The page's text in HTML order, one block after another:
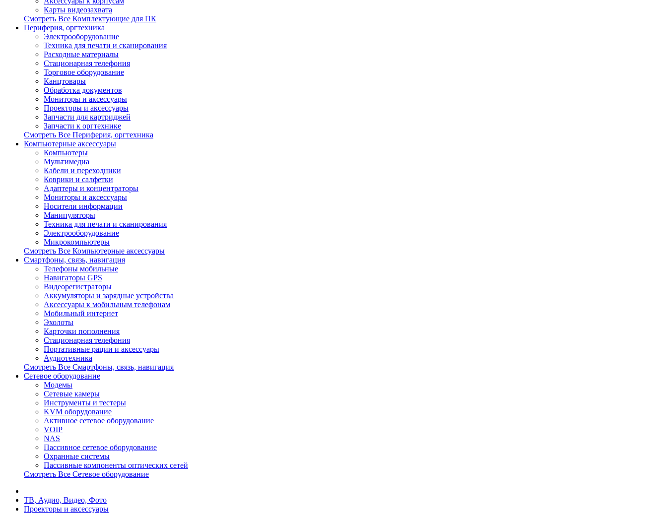
Карты видеозахвата
Смотреть Все Комплектующие для ПК
Периферия, оргтехника
Электрооборудование
Техника для печати и сканирования
Расходные материалы
Стационарная телефония
Торговое оборудование
Канцтовары
Обработка документов
Мониторы и аксессуары
Проекторы и аксессуары
Запчасти для картриджей
Запчасти к оргтехнике
Смотреть Все Периферия, оргтехника
Компьютерные аксессуары
Компьютеры
Мультимедиа
Кабели и переходники
Коврики и салфетки
Адаптеры и концентраторы
Мониторы и аксессуары
Носители информации
Манипуляторы
Техника для печати и сканирования
Электрооборудование
Микрокомпьютеры
Смотреть Все Компьютерные аксессуары
Смартфоны, связь, навигация
Телефоны мобильные
Навигаторы GPS
Видеорегистраторы
Аккумуляторы и зарядные устройства
Аксессуары к мобильным телефонам
Мобильный интернет
Эхолоты
Карточки пополнения
Стационарная телефония
Портативные рации и аксессуары
Аудиотехника
Смотреть Все Смартфоны, связь, навигация
Сетевое оборудование
Модемы
Сетевые камеры
Инструменты и тестеры
KVM оборудование
Активное сетевое оборудование
VOIP
NAS
Пассивное сетевое оборудование
Охранные системы
Пассивные компоненты оптических сетей
Смотреть Все Сетевое оборудование
ТВ, Аудио, Видео, Фото
Проекторы и аксессуары